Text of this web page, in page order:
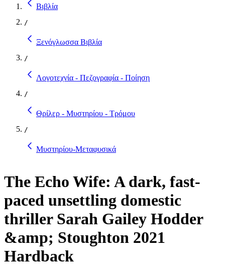
Βιβλία
/
Ξενόγλωσσα Βιβλία
/
Λογοτεχνία - Πεζογραφία - Ποίηση
/
Θρίλερ - Μυστηρίου - Τρόμου
/
Μυστηρίου-Μεταφυσικά
The Echo Wife: A dark, fast-
paced unsettling domestic
thriller Sarah Gailey Hodder
&amp; Stoughton 2021
Hardback